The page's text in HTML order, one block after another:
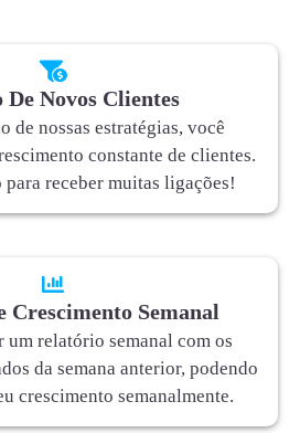
De Novos Clientes
de nossas estratégias, você
constante de clientes.
para receber muitas ligações!
Crescimento Semanal
um relatório semanal com os
da semana anterior, podendo
crescimento semanalmente.